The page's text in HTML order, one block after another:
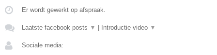
Er wordt gewerkt op afspraak.
Laatste facebook posts ▼ Introductie video ▼
Sociale media: